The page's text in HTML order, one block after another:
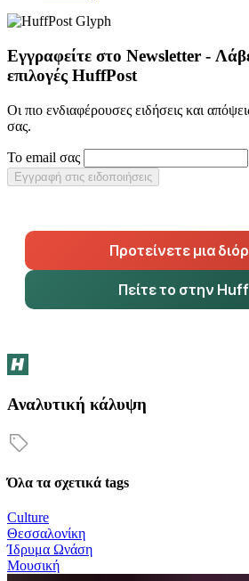
Εγγραφείτε στο Newsletter -
επιλογές HuffPost
Οι πιο ενδιαφέρουσες ειδήσεις και
σας.
Το email σας
Εγγραφή στις ειδοποιήσεις
Προτείνετε μια
Πείτε το στην
Αναλυτική κάλυψη
Όλα τα σχετικά tags
Culture
Θεσσαλονίκη
Ίδρυμα Ωνάση
Μουσική